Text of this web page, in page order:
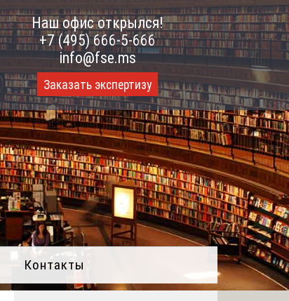
Наш офис открылся!
+7 (495) 666-5-666
info@fse.ms
Заказать экспертизу
Контакты